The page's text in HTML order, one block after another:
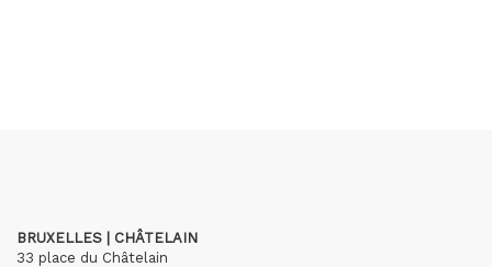
BRUXELLES | CHÂTELAIN
33 place du Châtelain